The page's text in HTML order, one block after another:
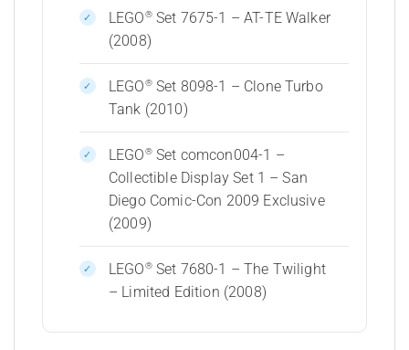
LEGO®Set 7675-1 – AT-TE Walker
(2008)
LEGO®Set 8098-1 – Clone Turbo
Tank (2010)
LEGO®Set comcon004-1 –
Collectible Display Set 1 – San
Diego Comic-Con 2009 Exclusive
(2009)
LEGO®Set 7680-1 – The Twilight
– Limited Edition (2008)